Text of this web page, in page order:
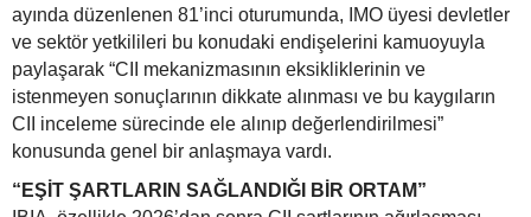
ayında düzenlenen 81’inci oturumunda, IMO üyesi devletler
ve sektör yetkilileri bu konudaki endişelerini kamuoyuyla
paylaşarak “CII mekanizmasının eksikliklerinin ve
istenmeyen sonuçlarının dikkate alınması ve bu kaygıların
CII inceleme sürecinde ele alınıp değerlendirilmesi”
konusunda genel bir anlaşmaya vardı.
“EŞİT ŞARTLARIN SAĞLANDIĞI BİR ORTAM”